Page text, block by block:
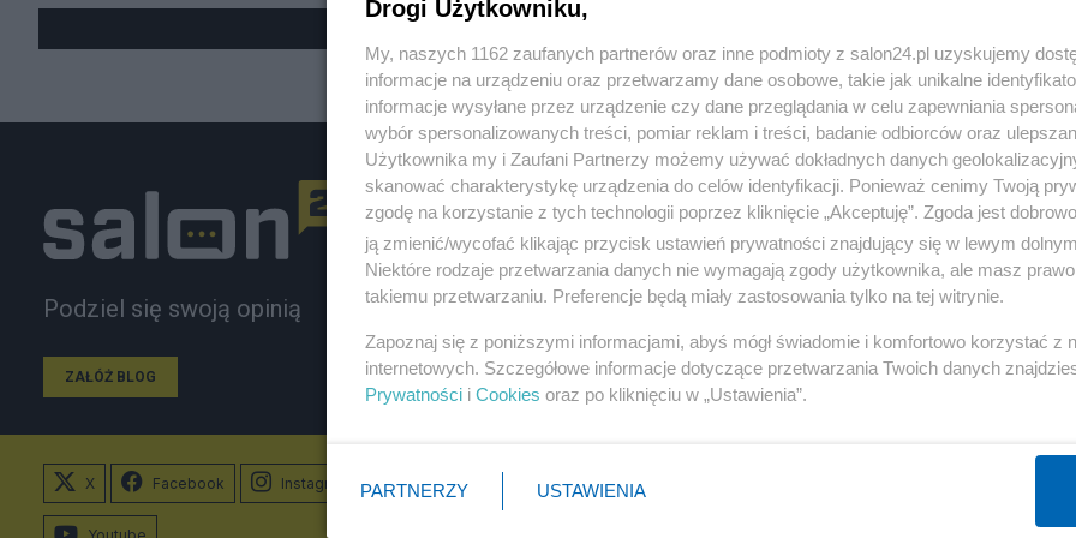
Podziel się swoją opinią
ZAŁÓŻ BLOG
Polityka
Rosja
PiS
Prezydent
NATO
Gospodarka
Biznes
Pieniądze
Centralny Port Komunikacyjny
Inwestycje
Podatki
X Facebook Instagram
Youtube
Drogi Użytkowniku,
My, naszych 1162 zaufanych partnerów oraz inne podmioty z salon24.pl uzyskujemy
informacje na urządzeniu oraz przetwarzamy dane osobowe, takie jak unikalne
informacje wysyłane przez urządzenie czy dane przeglądania w celu zapewniania
wybór spersonalizowanych treści, pomiar reklam i treści, badanie odbiorców oraz
Użytkownika my i Zaufani Partnerzy możemy używać dokładnych danych
skanować charakterystykę urządzenia do celów identyfikacji. Ponieważ cenimy Twoją
zgodę na korzystanie z tych technologii poprzez kliknięcie „Akceptuję”. Zgoda jest
ją zmienić/wycofać klikając przycisk ustawień prywatności znajdujący się w lewym
Niektóre rodzaje przetwarzania danych nie wymagają zgody użytkownika, ale masz
takiemu przetwarzaniu. Preferencje będą miały zastosowania tylko na tej witrynie.
Zapoznaj się z poniższymi informacjami, abyś mógł świadomie i komfortowo korzystać z
internetowych. Szczegółowe informacje dotyczące przetwarzania Twoich danych
Prywatności i Cookies oraz po kliknięciu w „Ustawienia”.
PARTNERZY USTAWIENIA